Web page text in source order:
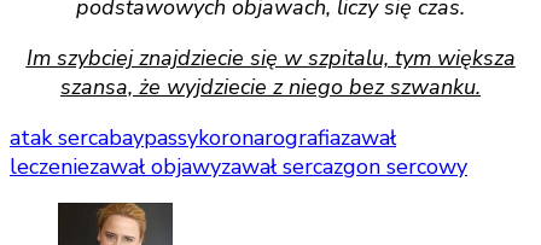
podstawowych objawach, liczy się czas.
Im szybciej znajdziecie się w szpitalu, tym większa
szansa, że wyjdziecie z niego bez szwanku.
atak sercabaypassykoronarografiazawał
leczeniezawał objawyzawał sercazgon sercowy